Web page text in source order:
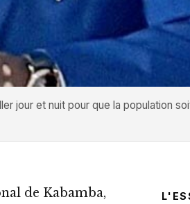
jour et nuit pour que la population
de Kabamba,